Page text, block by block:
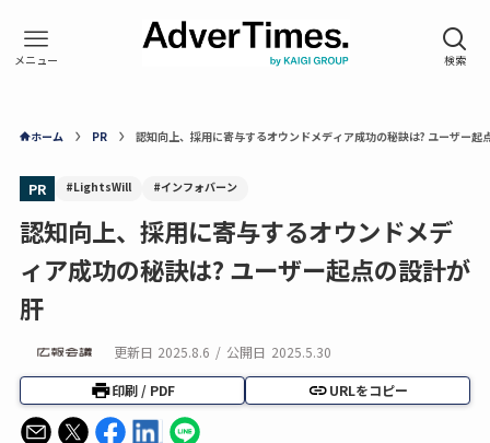
ホーム PR 認知向上、採用に寄与するオウンドメディア成功の秘訣は? ユーザー起
PR #LightsWill #インフォバーン
認知向上、採用に寄与するオウンドメデ
ィア成功の秘訣は? ユーザー起点の設計が
肝
更新日 2025.8.6 / 公開日 2025.5.30
印刷 / PDF URLをコピー